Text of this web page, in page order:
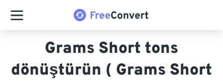
Grams Short tons
dönüştürün ( Grams Short